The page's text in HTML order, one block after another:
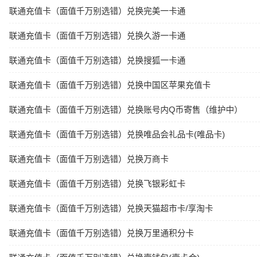
联通充值卡（面值千万别选错）兑换完美一卡通
联通充值卡（面值千万别选错）兑换久游一卡通
联通充值卡（面值千万别选错）兑换搜狐一卡通
联通充值卡（面值千万别选错）兑换中国区苹果充值卡
联通充值卡（面值千万别选错）兑换账号内Q币寄售（维护中）
联通充值卡（面值千万别选错）兑换唯品会礼品卡(唯品卡)
联通充值卡（面值千万别选错）兑换万商卡
联通充值卡（面值千万别选错）兑换飞银彩虹卡
联通充值卡（面值千万别选错）兑换天猫超市卡/享淘卡
联通充值卡（面值千万别选错）兑换万里通积分卡